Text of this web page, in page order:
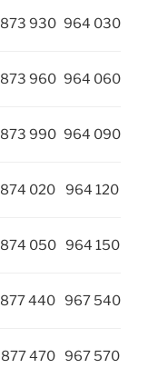
873 930 964 030
873 960 964 060
873 990 964 090
874 020 964 120
874 050 964 150
877 440 967 540
877 470 967 570